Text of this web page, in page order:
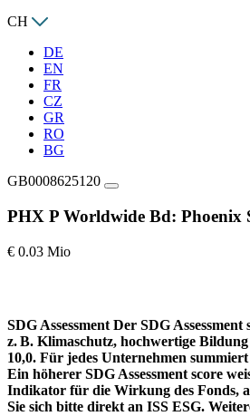
CH
DE
EN
FR
CZ
GR
RO
BG
GB0008625120
PHX P Worldwide Bd: Phoenix
€ 0.03 Mio
SDG Assessment Der SDG
z. B. Klimaschutz, hochwertige
10,0. Für jedes Unternehmen
Ein höherer SDG Assessment score
Indikator für die Wirkung des Fonds,
Sie sich bitte direkt an ISS ESG.